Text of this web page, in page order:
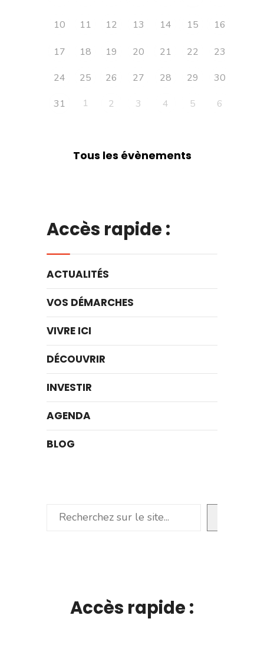
10 11 12 13 14 15 16
17 18 19 20 21 22
23
24
25 26 27 28 29
30
31
1 2 3 4 5 6
Tous les évènements
Accès rapide :
ACTUALITÉS
VOS DÉMARCHES
VIVRE ICI
DÉCOUVRIR
INVESTIR
AGENDA
BLOG
Rechercher
Accès rapide :